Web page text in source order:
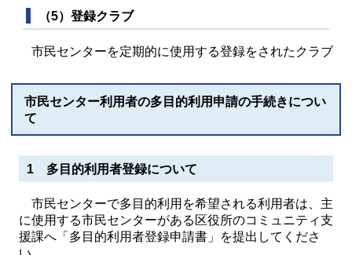
（5）登録クラブ
市民センターを定期的に使用する登録をされたクラブ
市民センター利用者の多目的利用申請の手続きについ
て
1 多目的利用者登録について
市民センターで多目的利用を希望される利用者は、主
に使用する市民センターがある区役所のコミュニティ支
援課へ「多目的利用者登録申請書」を提出してくださ